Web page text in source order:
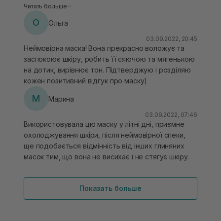
глиняними масками. Очищує та заспокоює шкіру,
Читать больше
О Ольга
03.09.2022, 20:45
Неймовірна маска! Вона прекрасно воложує та
заспокоює шкіру, робить її сяючою та мягенькою
на дотик, вирівнює тон. Підтверджую і розділяю
кожен позитивний відгук про маску)
М Марина
03.09.2022, 07:46
Використовувала цю маску у літні дні, приємне
охолоджування шкіри, після неймовірної спеки,
ще подобається відмінність від інших глиняних
масок тим, що вона не висихає і не стягує шкіру.
Показать больше